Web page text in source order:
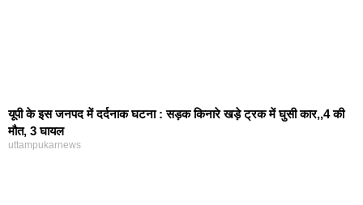
यूपी के इस जनपद में दर्दनाक घटना : सड़क किनारे खड़े ट्रक में घुसी कार,,4 की
मौत, 3 घायल
uttampukarnews